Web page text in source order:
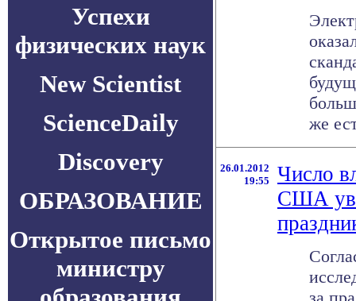
Успехи
физических наук
New Scientist
ScienceDaily
Discovery
ОБРАЗОВАНИЕ
Открытое письмо
министру
же
26.01.2012
19:55
Число
США